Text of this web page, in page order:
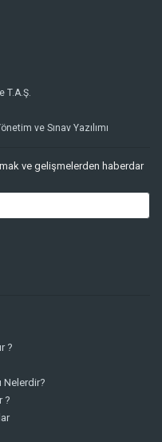
T.A.Ş.
ve Sınav Yazılımı
ve gelişmelerden haberdar
?
Nelerdir?
?